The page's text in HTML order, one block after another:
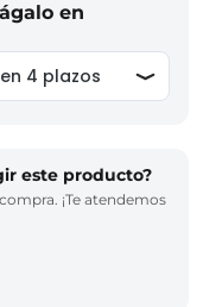
en
este producto?
¡Te atendemos